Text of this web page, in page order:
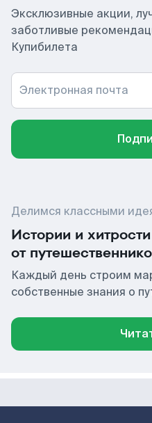
Эксклюзивные акции,
заботливые
Купибилета
Электронная почта
Делимся классными
Истории и хитрости
от
Каждый день строим
собственные знания о